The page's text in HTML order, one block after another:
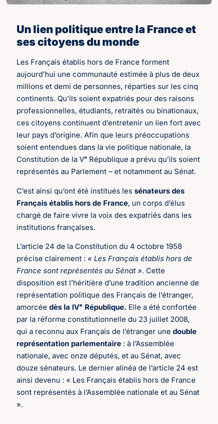
Un lien politique entre la France et
ses citoyens du monde
Les Français établis hors de France forment
aujourd’hui une communauté estimée à plus de deux
millions et demi de personnes, réparties sur les cinq
continents. Qu’ils soient expatriés pour des raisons
professionnelles, étudiants, retraités ou binationaux,
ces citoyens continuent d’entretenir un lien fort avec
leur pays d’origine. Afin que leurs préoccupations
soient entendues dans la vie politique nationale, la
Constitution de la Vᵉ République a prévu qu’ils soient
représentés au Parlement – et notamment au Sénat.
C’est ainsi qu’ont été institués lessénateurs des
Français établis hors de France, un corps d’élus
chargé de faire vivre la voix des expatriés dans les
institutions françaises.
L’article 24 de la Constitution du 4 octobre 1958
précise clairement : « Les Français établis hors de
France sont représentés au Sénat ». Cette
disposition est l’héritière d’une tradition ancienne de
représentation politique des Français de l’étranger,
amorcéedès la IVᵉ République. Elle a été confortée
par la réforme constitutionnelle du 23 juillet 2008,
qui a reconnu aux Français de l’étranger unedouble
représentation parlementaire : à l’Assemblée
nationale, avec onze députés, et au Sénat, avec
douze sénateurs. Le dernier alinéa de l’article 24 est
ainsi devenu : « Les Français établis hors de France
sont représentés à l’Assemblée nationale et au Sénat
».